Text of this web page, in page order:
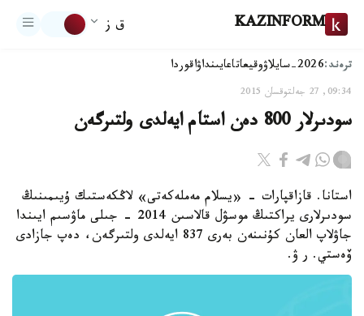
KAZINFORM ق ز
ترەند:2026-سايلاۋ وقيعاتاعايىنداۋاقوردا
09:34, 27 جەلتوقسان 2015
سودىرلار 800 دەن استام ايەلدى ولتىرگەن
استانا. قازاقپارات - «يسلام مەملەكەتى» لاڭكەستىك ۇيىمىنىڭ
سودىرلارى يراكتىڭ موسۋل قالاسىن 2014 - جىلى ماۋسىم ايىندا
جاۋلاپ العان كۇنىنەن بەرى 837 ايەلدى ولتىرگەن، دەپ جازادى
ۆەستي. ر ۋ.